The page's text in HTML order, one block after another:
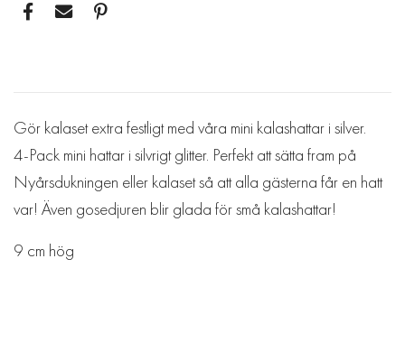
Gör kalaset extra festligt med våra mini kalashattar i silver.
4-Pack mini hattar i silvrigt glitter. Perfekt att sätta fram på
Nyårsdukningen eller kalaset så att alla gästerna får en hatt
var! Även gosedjuren blir glada för små kalashattar!
9 cm hög